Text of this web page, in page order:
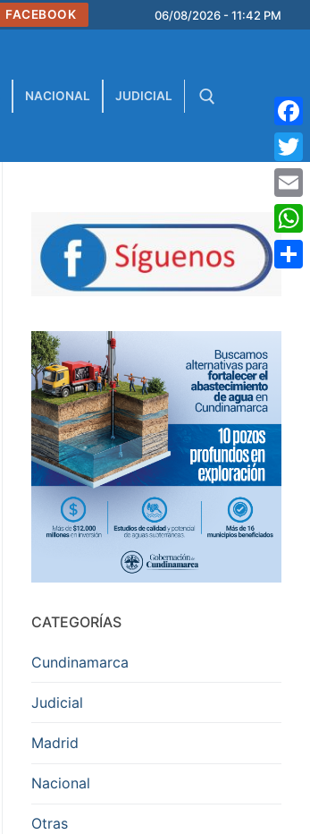
FACEBOOK 06/08/2026 - 11:42 PM
NACIONAL JUDICIAL
CATEGORÍAS
Cundinamarca
Judicial
Madrid
Nacional
Otras
Email